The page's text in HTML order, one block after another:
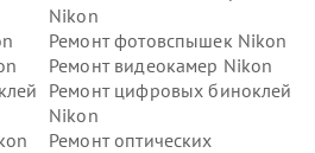
Nikon
Ремонт фотовспышек Nikon
Ремонт видеокамер Nikon
Ремонт цифровых биноклей
Nikon
Ремонт оптических